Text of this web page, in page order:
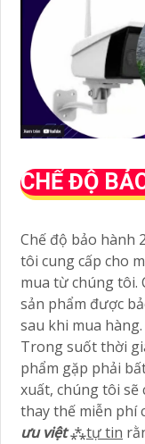
CHẾ ĐỘ
Chế độ bảo hành
tôi cung cấp cho
mua từ chúng tôi.
sản phẩm được
sau khi mua hàng.
Trong suốt thời
phẩm gặp phải
xuất, chúng tôi sẽ
thay thế miễn phí
ưu việt⁂tự tin